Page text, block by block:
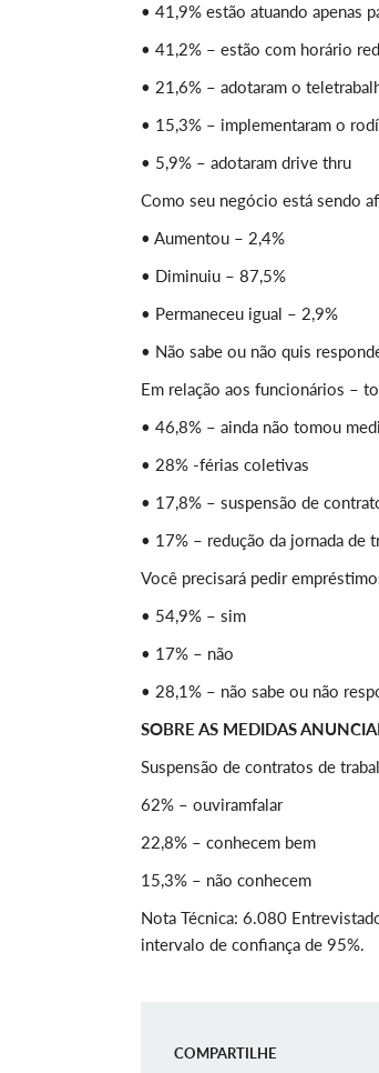
• 41,9% estão atuando apenas
• 41,2% – estão com horário
• 21,6% – adotaram o
• 15,3% – implementaram o
• 5,9% – adotaram drive thru
Como seu negócio está sendo
• Aumentou – 2,4%
• Diminuiu – 87,5%
• Permaneceu igual – 2,9%
• Não sabe ou não quis
Em relação aos funcionários –
• 46,8% – ainda não tomou
• 28% -férias coletivas
• 17,8% – suspensão de
• 17% – redução da jornada de
Você precisará pedir
• 54,9% – sim
• 17% – não
• 28,1% – não sabe ou não
SOBRE AS MEDIDAS
Suspensão de contratos de
62% – ouviramfalar
22,8% – conhecem bem
15,3% – não conhecem
Nota Técnica: 6.080
intervalo de confiança de 95%.
COMPARTILHE